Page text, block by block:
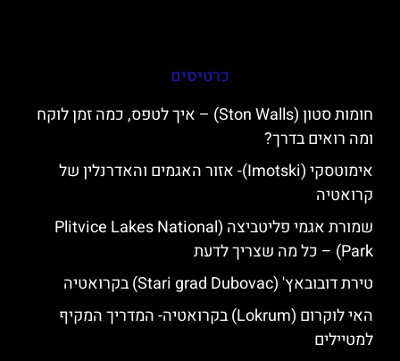
כרטיסים
חומות סטון (Ston Walls) – איך לטפס, כמה זמן לוקח
ומה רואים בדרך?
אימוטסקי (Imotski)- אזור האגמים והאדרנלין של
קרואטיה
שמורת אגמי פליטביצה (Plitvice Lakes National
Park) – כל מה שצריך לדעת
טירת דובובאץ' (Stari grad Dubovac) בקרואטיה
האי לוקרום (Lokrum) בקרואטיה- המדריך המקיף
למטיילים